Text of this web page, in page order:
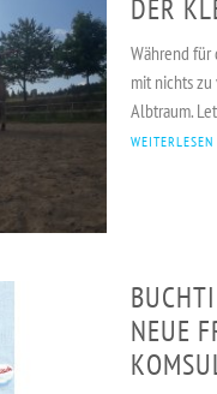
DER
Während für
mit nichts
Albtraum.
WEITERLESEN
NEUE